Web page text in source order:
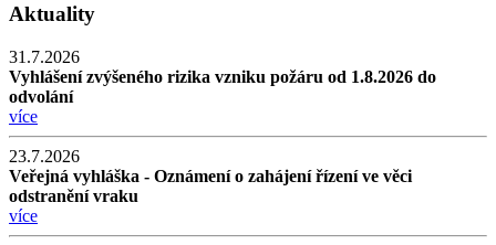
Aktuality
31.7.2026
Vyhlášení zvýšeného rizika vzniku požáru od 1.8.2026 do
odvolání
více
23.7.2026
Veřejná vyhláška - Oznámení o zahájení řízení ve věci
odstranění vraku
více